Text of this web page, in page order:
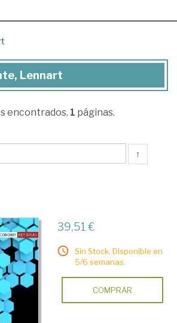
Lennart
encontrados. 1 páginas.
↑
39,51 €
Sin Stock. Disponible en
5/6 semanas.
COMPRAR